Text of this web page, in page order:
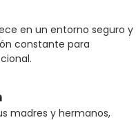
en un entorno seguro y
constante para
madres y hermanos,